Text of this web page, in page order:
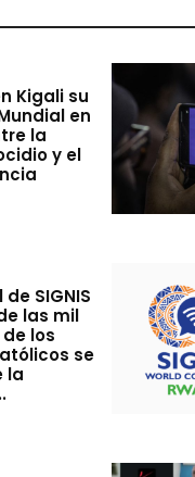
Kigali su
en
la
y el
SIGNIS
las mil
los
se
la